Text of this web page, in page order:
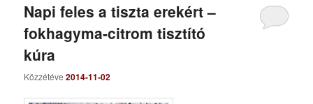
Napi feles a tiszta erekért –
fokhagyma-citrom tisztító
kúra
Közzétéve2014-11-02